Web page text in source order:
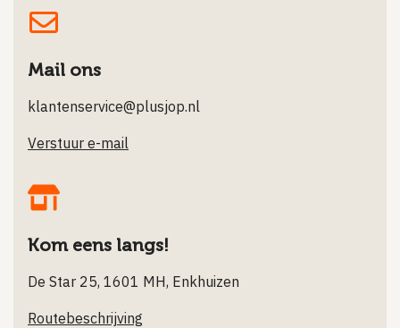
Mail ons
klantenservice@plusjop.nl
Verstuur e-mail
Kom eens langs!
De Star 25, 1601 MH, Enkhuizen
Routebeschrijving